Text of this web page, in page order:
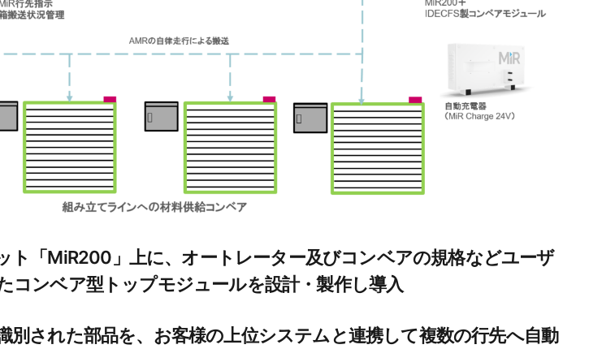
ト「MiR200」上に、オートレーター及びコンベアの規格などユーザ
コンベア型トップモジュールを設計・製作し導入
別された部品を、お客様の上位システムと連携して複数の行先へ自動